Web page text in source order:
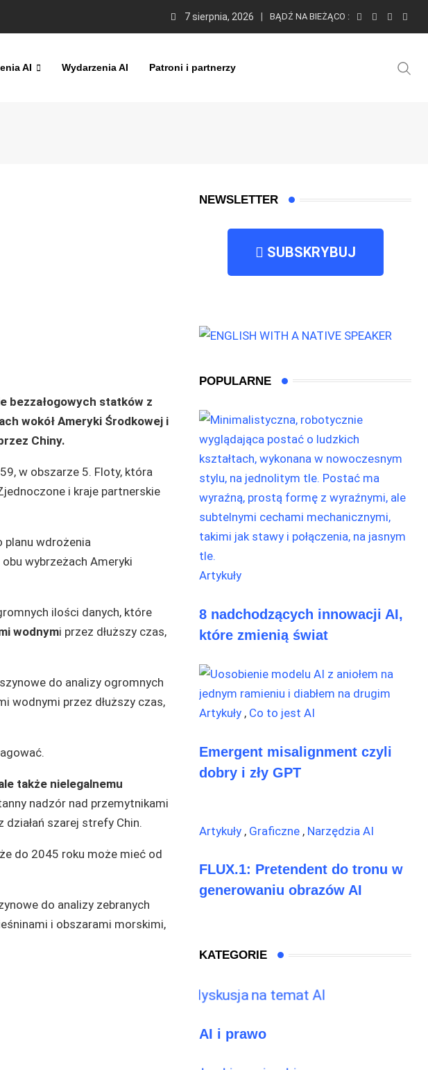
7 sierpnia, 2026 BĄDŹ NA BIEŻĄCO :
AI Wydarzenia AI Patroni i partnerzy
bezzałogowych statków z
wokół Ameryki Środkowej i
Chiny.
w obszarze 5. Floty, która
i kraje partnerskie
planu wdrożenia
wybrzeżach Ameryki
ilości danych, które
wodnymi przez dłuższy czas,
do analizy ogromnych
wodnymi przez dłuższy czas,
także nielegalnemu
nadzór nad przemytnikami
szarej strefy Chin.
do 2045 roku może mieć od
do analizy zebranych
i obszarami morskimi,
NEWSLETTER
SUBSKRYBUJ
POPULARNE
Artykuły
8 nadchodzących innowacji AI,
które zmienią świat
Artykuły , Co to jest AI
Emergent misalignment czyli
dobry i zły GPT
Artykuły , Graficzne , Narzędzia AI
FLUX.1: Pretendent do tronu w
generowaniu obrazów AI
KATEGORIE
AI i prawo